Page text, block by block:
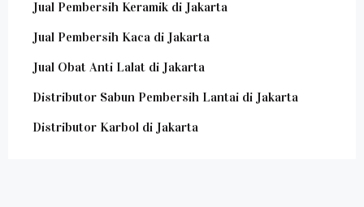
Jual Pembersih Keramik di Jakarta
Jual Pembersih Kaca di Jakarta
Jual Obat Anti Lalat di Jakarta
Distributor Sabun Pembersih Lantai di Jakarta
Distributor Karbol di Jakarta